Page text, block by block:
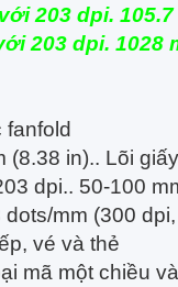
203 dpi.
203 dpi. 1028
fanfold
(8.38 in).. Lõi
dpi.. 50-100
dots/mm (300
vé và thẻ
mã một chiều